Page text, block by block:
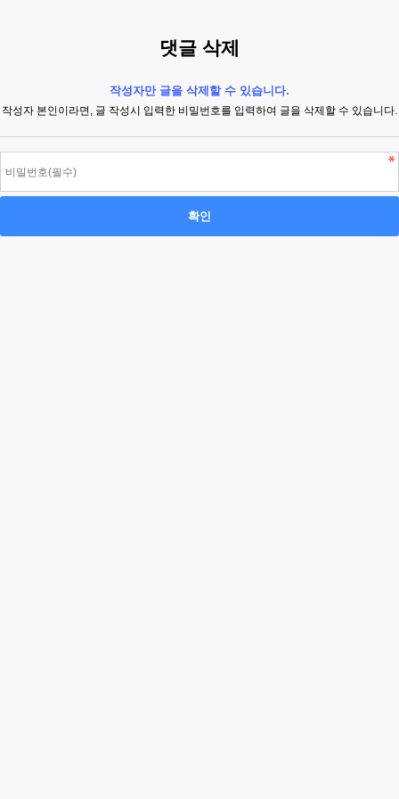
댓글 삭제
작성자만 글을 삭제할 수 있습니다.
작성자 본인이라면, 글 작성시 입력한 비밀번호를 입력하여 글을 삭제할 수 있습니다.